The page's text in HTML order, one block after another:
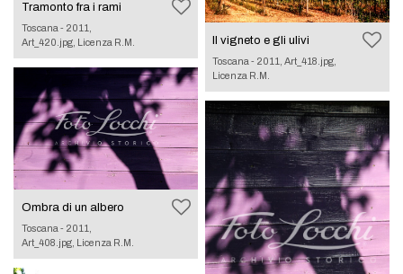
Tramonto fra i rami
Toscana - 2011,
Art_420.jpg, Licenza R.M.
Ombra di un albero
Toscana - 2011,
Art_408.jpg, Licenza R.M.
Il vigneto e gli ulivi
Toscana - 2011, Art_418.jpg,
Licenza R.M.